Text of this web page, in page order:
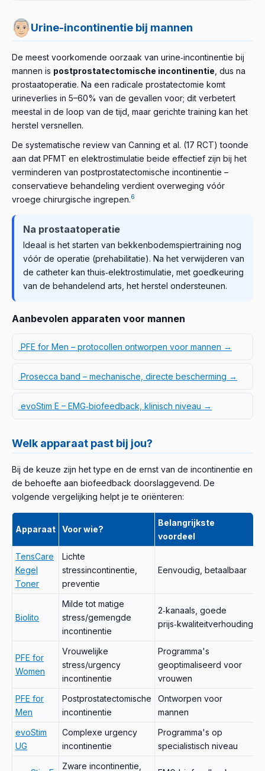
Urine-incontinentie bij mannen
De meest voorkomende oorzaak van urine‑incontinentie bij
mannen is postprostatectomische incontinentie , dus na
prostaatoperatie. Na een radicale prostatectomie komt
urineverlies in 5–60% van de gevallen voor; dit verbetert
meestal in de loop van de tijd, maar gerichte training kan het
herstel versnellen.
De systematische review van Canning et al. (17 RCT) toonde
aan dat PFMT en elektrostimulatie beide effectief zijn bij het
verminderen van postprostatectomische incontinentie –
conservatieve behandeling verdient overweging vóór
vroege chirurgische ingrepen.6
Na prostaatoperatie
Ideaal is het starten van bekkenbodemspiertraining nog
vóór de operatie (prehabilitatie). Na het verwijderen van
de catheter kan thuis‑elektrostimulatie, met goedkeuring
van de behandelend arts, het herstel ondersteunen.
Aanbevolen apparaten voor mannen
PFE for Men – protocollen ontworpen voor mannen →
Prosecca band – mechanische, directe bescherming →
evoStim E – EMG‑biofeedback, klinisch niveau →
Welk apparaat past bij jou?
Bij de keuze zijn het type en de ernst van de incontinentie en
de behoefte aan biofeedback doorslaggevend. De
volgende vergelijking helpt je te oriënteren:
Apparaat Voor wie?
Belangrijkste
voordeel
TensCare
Kegel
Toner
Lichte
stressincontinentie,
preventie
Eenvoudig, betaalbaar
Biolito
Milde tot matige
stress/gemengde
incontinentie
2‑kanaals, goede
prijs‑kwaliteitverhouding
PFE for
Women
Vrouwelijke
stress/urgency
incontinentie
Programma's
geoptimaliseerd voor
vrouwen
PFE for
Men
Postprostatectomische
incontinentie
Ontworpen voor
mannen
evoStim
UG
Complexe urgency
incontinentie
Programma's op
specialistisch niveau
Zware incontinentie,